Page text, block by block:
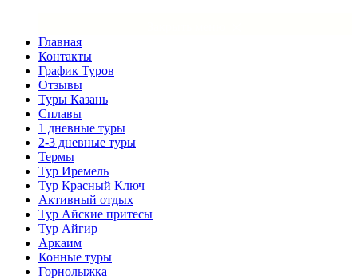
Главная
Контакты
График Туров
Отзывы
Туры Казань
Сплавы
1 дневные туры
2-3 дневные туры
Термы
Тур Иремель
Тур Красный Ключ
Активный отдых
Тур Айские притесы
Тур Айгир
Аркаим
Конные туры
Горнолыжка